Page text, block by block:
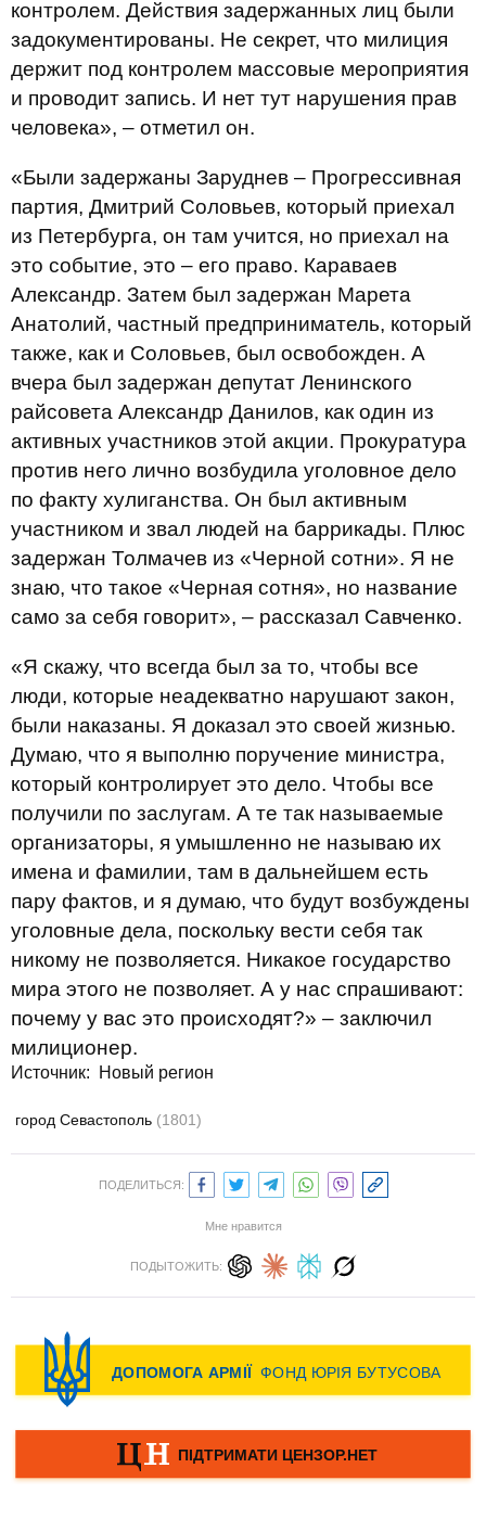
контролем. Действия задержанных лиц были
задокументированы. Не секрет, что милиция
держит под контролем массовые мероприятия
и проводит запись. И нет тут нарушения прав
человека», – отметил он.
«Были задержаны Заруднев – Прогрессивная
партия, Дмитрий Соловьев, который приехал
из Петербурга, он там учится, но приехал на
это событие, это – его право. Караваев
Александр. Затем был задержан Марета
Анатолий, частный предприниматель, который
также, как и Соловьев, был освобожден. А
вчера был задержан депутат Ленинского
райсовета Александр Данилов, как один из
активных участников этой акции. Прокуратура
против него лично возбудила уголовное дело
по факту хулиганства. Он был активным
участником и звал людей на баррикады. Плюс
задержан Толмачев из «Черной сотни». Я не
знаю, что такое «Черная сотня», но название
само за себя говорит», – рассказал Савченко.
«Я скажу, что всегда был за то, чтобы все
люди, которые неадекватно нарушают закон,
были наказаны. Я доказал это своей жизнью.
Думаю, что я выполню поручение министра,
который контролирует это дело. Чтобы все
получили по заслугам. А те так называемые
организаторы, я умышленно не называю их
имена и фамилии, там в дальнейшем есть
пару фактов, и я думаю, что будут возбуждены
уголовные дела, поскольку вести себя так
никому не позволяется. Никакое государство
мира этого не позволяет. А у нас спрашивают:
почему у вас это происходят?» – заключил
милиционер.
Источник: Новый регион
город Севастополь (1801)
ПОДЕЛИТЬСЯ:
Мне нравится
ПОДЫТОЖИТЬ: